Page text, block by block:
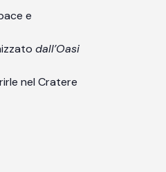
e
dall’Oasi
nel Cratere